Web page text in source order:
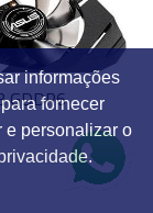
informações
fornecer
e personalizar o
GDDR6